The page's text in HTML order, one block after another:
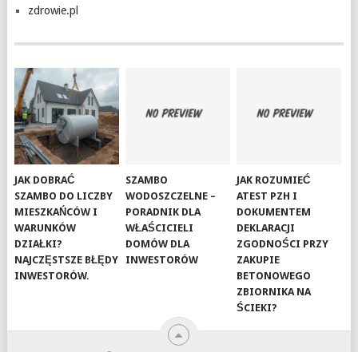
zdrowie.pl
JAK DOBRAĆ
SZAMBO DO LICZBY
MIESZKAŃCÓW I
WARUNKÓW
DZIAŁKI?
NAJCZĘSTSZE BŁĘDY
INWESTORÓW.
SZAMBO
WODOSZCZELNE –
PORADNIK DLA
WŁAŚCICIELI
DOMÓW DLA
INWESTORÓW
JAK ROZUMIEĆ
ATEST PZH I
DOKUMENTEM
DEKLARACJI
ZGODNOŚCI PRZY
ZAKUPIE
BETONOWEGO
ZBIORNIKA NA
ŚCIEKI?